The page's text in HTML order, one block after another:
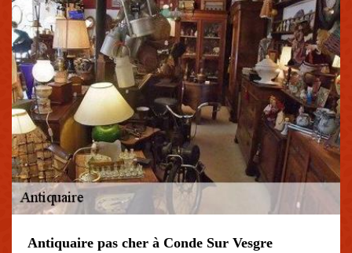
Antiquaire pas cher à Conde Sur Vesgre